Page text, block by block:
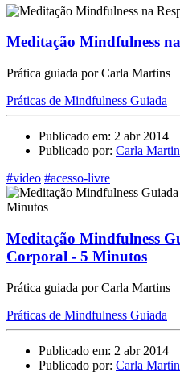
Meditação Mindfulness
Prática guiada por Carla Martins
Práticas de Mindfulness Guiada
Publicado em: 2 abr 2014
Publicado por: Carla
#video #acesso-livre
Meditação Mindfulness
Corporal - 5 Minutos
Prática guiada por Carla Martins
Práticas de Mindfulness Guiada
Publicado em: 2 abr 2014
Publicado por: Carla